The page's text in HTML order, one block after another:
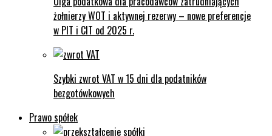
żołnierzy WOT i aktywnej rezerwy – nowe preferencje
w PIT i CIT od 2025 r.
Szybki zwrot VAT w 15 dni dla podatników
bezgotówkowych
Prawo spółek